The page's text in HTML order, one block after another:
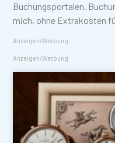
Buchungsportalen.
mich, ohne Extrakosten
Anzeigen/Werbung
Anzeigen/Werbung